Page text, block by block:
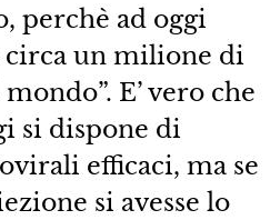
perchè ad oggi
circa un milione di
E’ vero che
si dispone di
efficaci, ma se
si avesse lo